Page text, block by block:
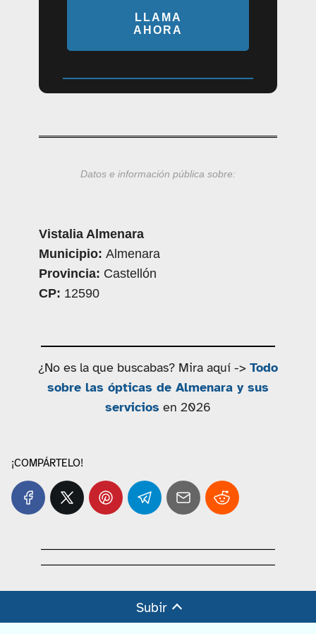
LLAMA
AHORA
Datos e información pública sobre:
Vistalia Almenara
Municipio: Almenara
Provincia: Castellón
CP: 12590
¿No es la que buscabas? Mira aquí -> Todo
sobre las ópticas de Almenara y sus
servicios en 2026
¡COMPÁRTELO!
Subir